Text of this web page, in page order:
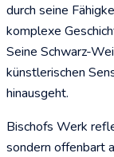
durch seine
komplexe
Seine Schwarz-
künstlerischen
hinausgeht.
Bischofs Werk
sondern offenbart